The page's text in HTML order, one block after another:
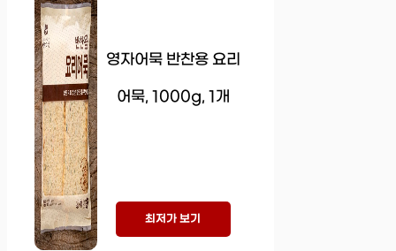
영자어묵 반찬용 요리
어묵, 1000g, 1개
최저가 보기